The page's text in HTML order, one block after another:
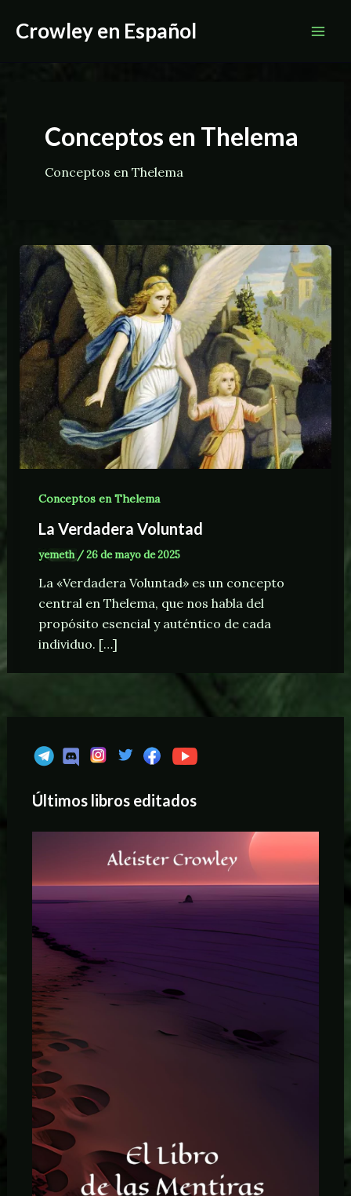
Crowley en Español
Conceptos en Thelema
Conceptos en Thelema
Conceptos en Thelema
La Verdadera Voluntad
yemeth /26 de mayo de 2025
La «Verdadera Voluntad» es un concepto
central en Thelema, que nos habla del
propósito esencial y auténtico de cada
individuo. […]
Últimos libros editados